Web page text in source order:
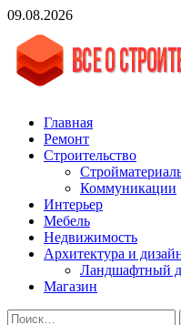
Skip
content
09.08.2026
vgasa.ru
Строительный журнал. Всё
Главная
Ремонт
Строительство
Коммуникации
Интерьер
Мебель
Недвижимость
Архитектура и
Ландшафтный
Магазин
Найти: